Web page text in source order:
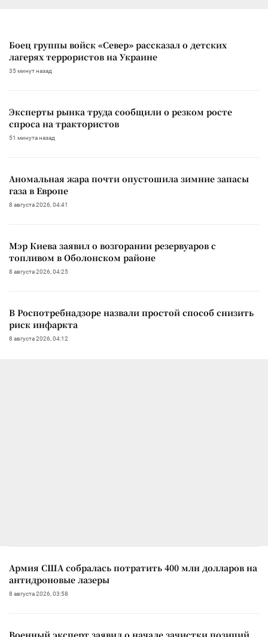
Боец группы войск «Север» рассказал о детских
лагерях террористов на Украине
35 минут назад
Эксперты рынка труда сообщили о резком росте
спроса на трактористов
51 минута назад
Аномальная жара почти опустошила зимние запасы
газа в Европе
8 августа 2026, 04:41
Мэр Киева заявил о возгорании резервуаров с
топливом в Оболонском районе
8 августа 2026, 04:25
В Роспотребнадзоре назвали простой способ снизить
риск инфаркта
8 августа 2026, 04:12
Армия США собралась потратить 400 млн долларов на
антидроновые лазеры
8 августа 2026, 03:58
Военный эксперт заявил о начале зачистки позиций